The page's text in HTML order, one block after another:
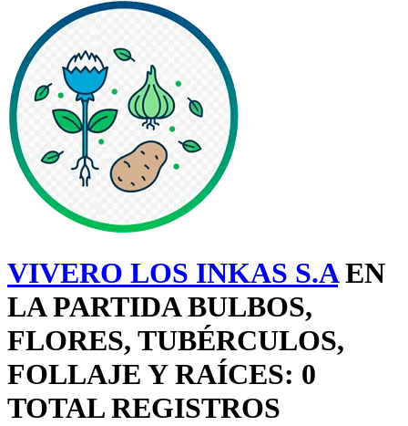
VIVERO LOS INKAS S.AEN
LA PARTIDA BULBOS,
FLORES, TUBÉRCULOS,
FOLLAJE Y RAÍCES: 0
TOTAL REGISTROS